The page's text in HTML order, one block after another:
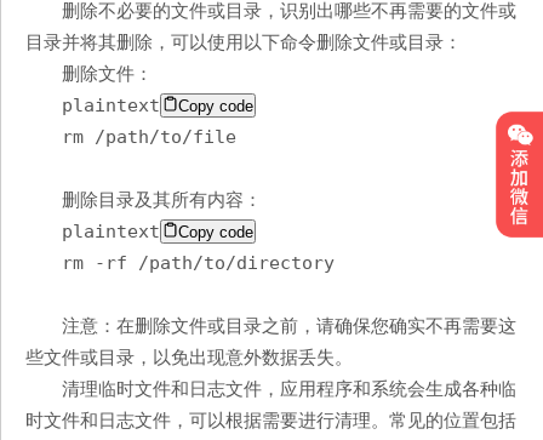
删除不必要的文件或目录，识别出哪些不再需要的文件或
目录并将其删除，可以使用以下命令删除文件或目录：
删除文件：
plaintext Copy code
rm /path/to/file
删除目录及其所有内容：
plaintext Copy code
rm -rf /path/to/directory
注意：在删除文件或目录之前，请确保您确实不再需要这
些文件或目录，以免出现意外数据丢失。
清理临时文件和日志文件，应用程序和系统会生成各种临
时文件和日志文件，可以根据需要进行清理。常见的位置包括